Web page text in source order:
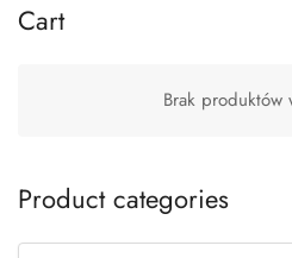
Cart
Brak produktów
Product categories